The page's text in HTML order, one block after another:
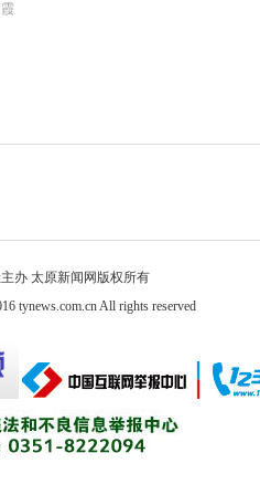
办 太原新闻网版权所有
tynews.com.cn All rights reserved